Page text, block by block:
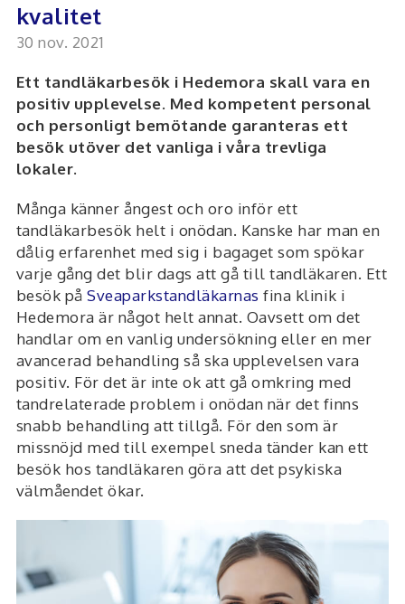
kvalitet
30 nov. 2021
Ett tandläkarbesök i Hedemora skall vara en
positiv upplevelse. Med kompetent personal
och personligt bemötande garanteras ett
besök utöver det vanliga i våra trevliga
lokaler.
Många känner ångest och oro inför ett
tandläkarbesök helt i onödan. Kanske har man en
dålig erfarenhet med sig i bagaget som spökar
varje gång det blir dags att gå till tandläkaren. Ett
besök påSveaparkstandläkarnas fina klinik i
Hedemora är något helt annat. Oavsett om det
handlar om en vanlig undersökning eller en mer
avancerad behandling så ska upplevelsen vara
positiv. För det är inte ok att gå omkring med
tandrelaterade problem i onödan när det finns
snabb behandling att tillgå. För den som är
missnöjd med till exempel sneda tänder kan ett
besök hos tandläkaren göra att det psykiska
välmåendet ökar.